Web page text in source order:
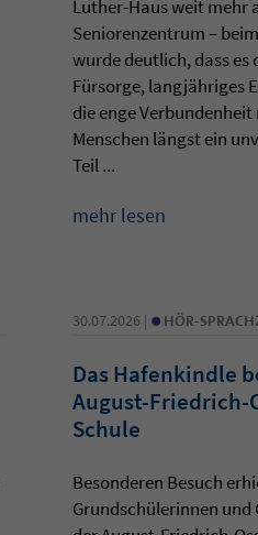
Luther-Haus weit mehr
Seniorenzentrum –
wurde deutlich, dass es
Fürsorge, langjähriges
die enge
Menschen längst ein
Teil ...
mehr lesen
30.07.2026 | • HÖR-
Das Hafenkindle
August-Friedrich-
Schule
Besonderen Besuch
Grundschülerinnen und